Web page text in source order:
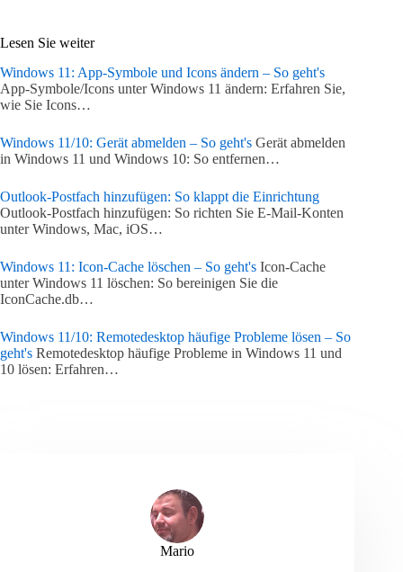
Lesen Sie weiter
Windows 11: App-Symbole und Icons ändern – So geht's
App-Symbole/Icons unter Windows 11 ändern: Erfahren Sie,
wie Sie Icons…
Windows 11/10: Gerät abmelden – So geht's Gerät abmelden
in Windows 11 und Windows 10: So entfernen…
Outlook-Postfach hinzufügen: So klappt die Einrichtung
Outlook-Postfach hinzufügen: So richten Sie E-Mail-Konten
unter Windows, Mac, iOS…
Windows 11: Icon-Cache löschen – So geht's Icon-Cache
unter Windows 11 löschen: So bereinigen Sie die
IconCache.db…
Windows 11/10: Remotedesktop häufige Probleme lösen – So
geht's Remotedesktop häufige Probleme in Windows 11 und
10 lösen: Erfahren…
Mario